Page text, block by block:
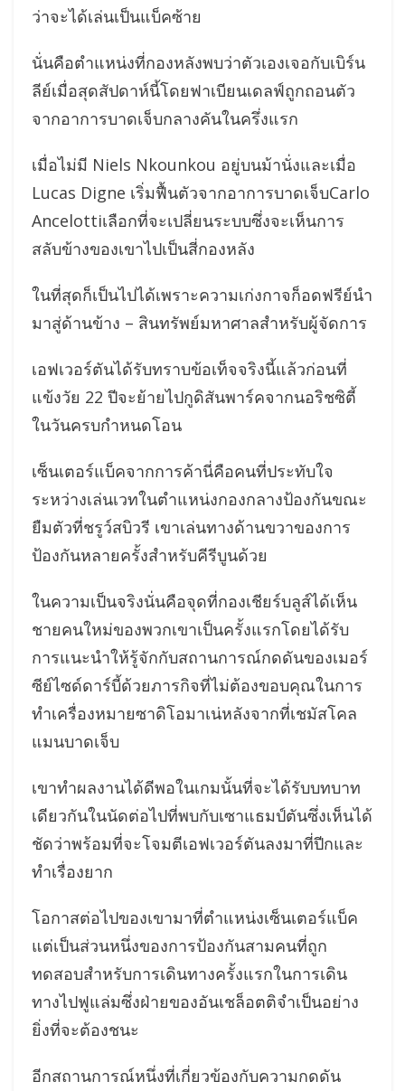
ว่าจะได้เล่นเป็นแบ็คซ้าย
นั่นคือตำแหน่งที่กองหลังพบว่าตัวเองเจอกับเบิร์น
ลีย์เมื่อสุดสัปดาห์นี้โดยฟาเบียนเดลฟ์ถูกถอนตัว
จากอาการบาดเจ็บกลางคันในครึ่งแรก
เมื่อไม่มี Niels Nkounkou อยู่บนม้านั่งและเมื่อ
Lucas Digne เริ่มฟื้นตัวจากอาการบาดเจ็บCarlo
Ancelottiเลือกที่จะเปลี่ยนระบบซึ่งจะเห็นการ
สลับข้างของเขาไปเป็นสี่กองหลัง
ในที่สุดก็เป็นไปได้เพราะความเก่งกาจก็อดฟรีย์นำ
มาสู่ด้านข้าง – สินทรัพย์มหาศาลสำหรับผู้จัดการ
เอฟเวอร์ตันได้รับทราบข้อเท็จจริงนี้แล้วก่อนที่
แข้งวัย 22 ปีจะย้ายไปกูดิสันพาร์คจากนอริชซิตี้
ในวันครบกำหนดโอน
เซ็นเตอร์แบ็คจากการค้านี่คือคนที่ประทับใจ
ระหว่างเล่นเวทในตำแหน่งกองกลางป้องกันขณะ
ยืมตัวที่ชรูว์สบิวรี เขาเล่นทางด้านขวาของการ
ป้องกันหลายครั้งสำหรับคีรีบูนด้วย
ในความเป็นจริงนั่นคือจุดที่กองเชียร์บลูส์ได้เห็น
ชายคนใหม่ของพวกเขาเป็นครั้งแรกโดยได้รับ
การแนะนำให้รู้จักกับสถานการณ์กดดันของเมอร์
ซีย์ไซด์ดาร์บี้ด้วยภารกิจที่ไม่ต้องขอบคุณในการ
ทำเครื่องหมายซาดิโอมาเน่หลังจากที่เชมัสโคล
แมนบาดเจ็บ
เขาทำผลงานได้ดีพอในเกมนั้นที่จะได้รับบทบาท
เดียวกันในนัดต่อไปที่พบกับเซาแธมป์ตันซึ่งเห็นได้
ชัดว่าพร้อมที่จะโจมตีเอฟเวอร์ตันลงมาที่ปีกและ
ทำเรื่องยาก
โอกาสต่อไปของเขามาที่ตำแหน่งเซ็นเตอร์แบ็ค
แต่เป็นส่วนหนึ่งของการป้องกันสามคนที่ถูก
ทดสอบสำหรับการเดินทางครั้งแรกในการเดิน
ทางไปฟูแล่มซึ่งฝ่ายของอันเชล็อตติจำเป็นอย่าง
ยิ่งที่จะต้องชนะ
อีกสถานการณ์หนึ่งที่เกี่ยวข้องกับความกดดัน